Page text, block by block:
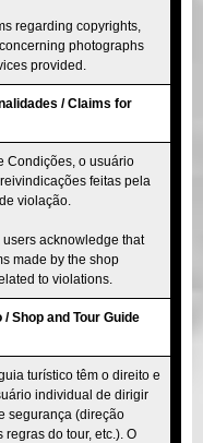
regarding copyrights,
photographs
provided.
/ Claims for
Condições, o usuário
feitas pela
violação.
users acknowledge that
made by the shop
to violations.
Shop and Tour Guide
turístico têm o direito e
individual de dirigir
segurança (direção
do tour, etc.). O